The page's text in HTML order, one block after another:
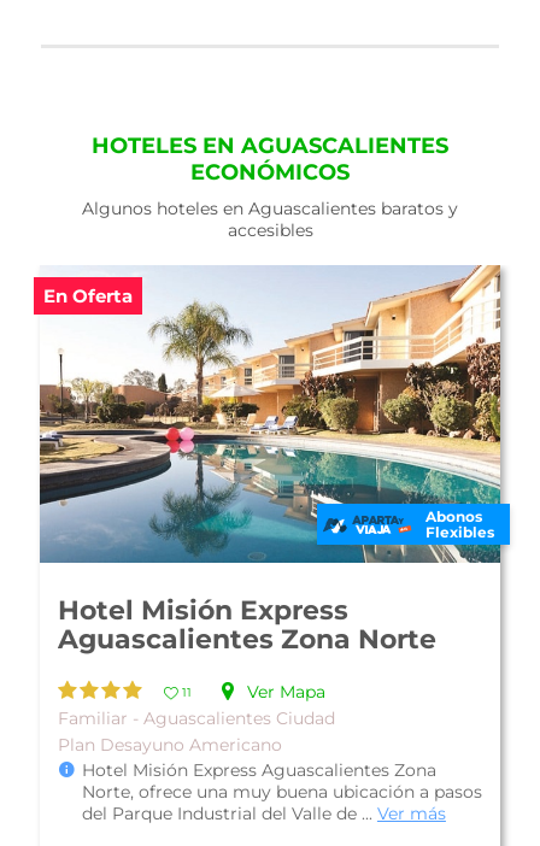
HOTELES EN AGUASCALIENTES
ECONÓMICOS
Algunos hoteles en Aguascalientes baratos y
accesibles
En Oferta
Abonos
Flexibles
Hotel Fiesta Inn
Aguascalientes
10
Ver Mapa
Familiar - Aguascalientes Ciudad
Plan Solo Hospedaje
Hotel Fiesta Inn Aguascalientes, por su
ubicación frente a una plaza comercial, cerca
de la zona industrial y a 10 minutos...Ver más